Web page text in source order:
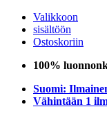
Valikkoon
sisältöön
Ostoskoriin
100%
Suomi:
Vähintään 1